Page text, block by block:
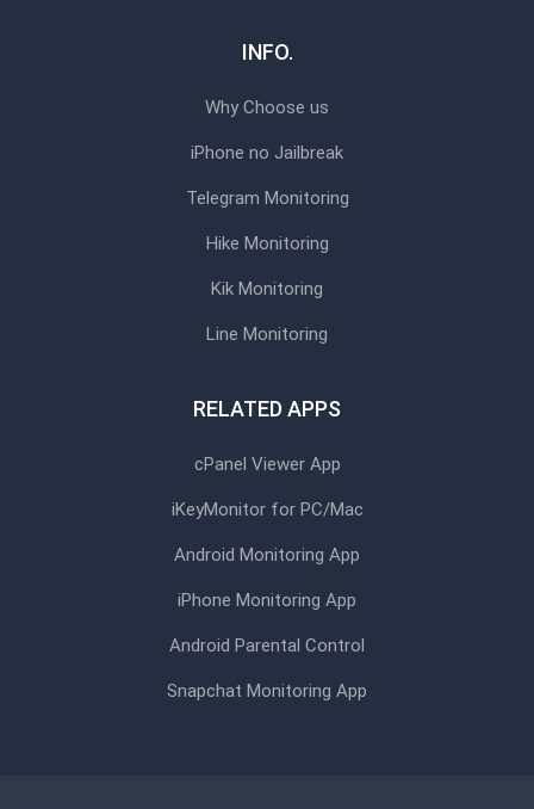
INFO.
Why Choose us
iPhone no Jailbreak
Telegram Monitoring
Hike Monitoring
Kik Monitoring
Line Monitoring
RELATED APPS
cPanel Viewer App
iKeyMonitor for PC/Mac
Android Monitoring App
iPhone Monitoring App
Android Parental Control
Snapchat Monitoring App